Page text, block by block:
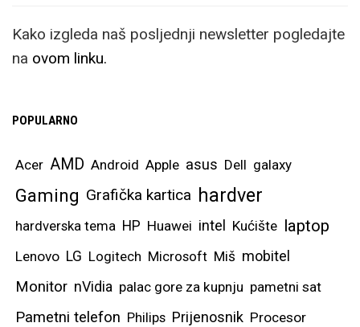
Kako izgleda naš posljednji newsletter pogledajte
na ovom linku.
POPULARNO
Acer AMD Android Apple asus Dell galaxy
Gaming Grafička kartica hardver
hardverska tema HP Huawei intel Kućište laptop
Lenovo LG Logitech Microsoft Miš mobitel
Monitor nVidia palac gore za kupnju pametni sat
Pametni telefon Philips Prijenosnik Procesor